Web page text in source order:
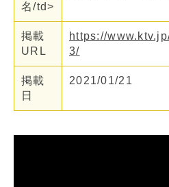
名/td>
掲載
URL
https://
3/
掲載
日
2021/01/21